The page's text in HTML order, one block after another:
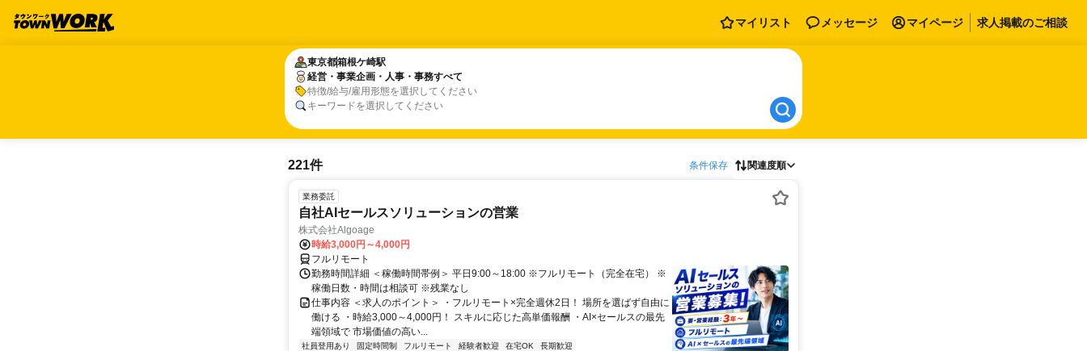
マイリスト メッセージ マイページ 求人掲載のご相談
東京都箱根ケ崎駅
経営・事業企画・人事・事務すべて
特徴/給与/雇用形態を選択してください
キーワードを選択してください
東京都箱根ケ崎駅
経営・事業企画・人事・事務すべて
221件 条件保存 関連度順
業務委託
自社AIセールスソリューションの営業
株式会社Algoage
時給3,000円～4,000円
フルリモート
勤務時間詳細 ＜稼働時間帯例＞ 平日9:00～18:00 ※フルリモート（完全在宅） ※
稼働日数・時間は相談可 ※残業なし
仕事内容 ＜求人のポイント＞ ・フルリモート×完全週休2日！ 場所を選ばず自由に
働ける ・時給3,000～4,000円！ スキルに応じた高単価報酬 ・AI×セールスの最先
端領域で 市場価値の高い...
社員登用あり 固定時間制 フルリモート 経験者歓迎 在宅OK 長期歓迎